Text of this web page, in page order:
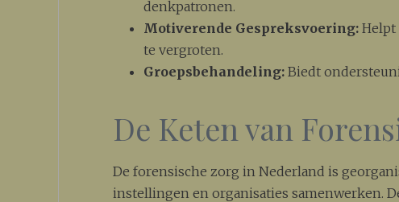
denkpatronen.
Motiverende Gespreksvoering:
te vergroten.
Groepsbehandeling: Biedt
De Keten van
De forensische zorg in Nederland is
instellingen en organisaties samenwerken.